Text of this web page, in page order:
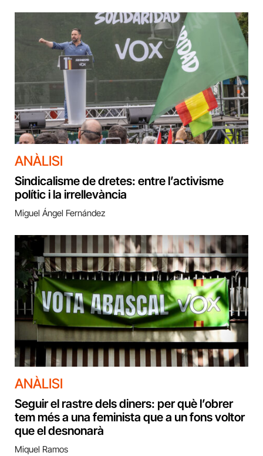
ANÀLISI
Sindicalisme de dretes: entre l’activisme
polític i la irrellevància
Miguel Ángel Fernández
ANÀLISI
Seguir el rastre dels diners: per què l’obrer
tem més a una feminista que a un fons voltor
que el desnonarà
Miquel Ramos